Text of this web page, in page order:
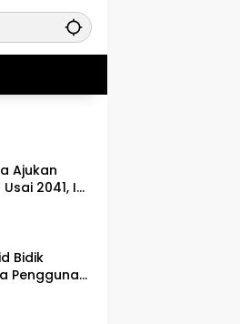
Ajukan
2041, Ini
Bidik
Pengguna